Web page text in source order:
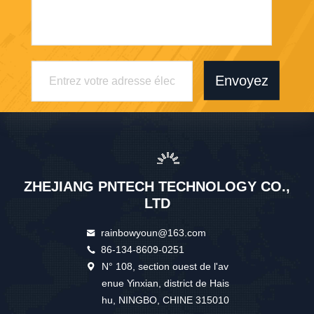
Envoyez
ZHEJIANG PNTECH TECHNOLOGY CO.,
LTD
rainbowyoun@163.com
86-134-8609-0251
N° 108, section ouest de l'av
enue Yinxian, district de Hais
hu, NINGBO, CHINE 315010